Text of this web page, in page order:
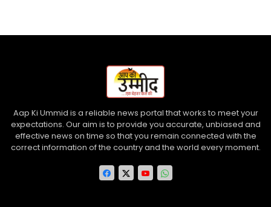
Aap Ki Ummid is a reliable news portal that works to meet your
expectations. Our aim is to provide you accurate, unbiased and
effective news on time so that you remain connected with the
correct information of the country and the world every moment.